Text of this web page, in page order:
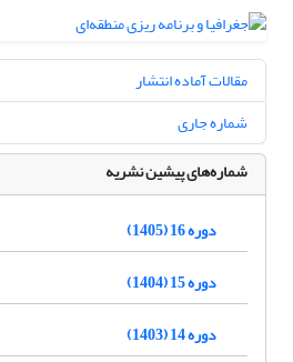
مقالات آماده انتشار
شماره جاری
شماره‌های پیشین نشریه
دوره 16 (1405)
دوره 15 (1404)
دوره 14 (1403)